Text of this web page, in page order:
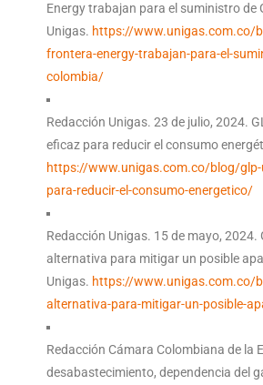
Energy trabajan para el suministro de
Unigas. https://www.unigas.com.co/
frontera-energy-trabajan-para-el-
colombia/
Redacción Unigas. 23 de julio, 2024.
eficaz para reducir el consumo
https://www.unigas.com.co/blog/glp-
para-reducir-el-consumo-energetico/
Redacción Unigas. 15 de mayo, 2024.
alternativa para mitigar un posible
Unigas. https://www.unigas.com.co/
alternativa-para-mitigar-un-posible-
Redacción Cámara Colombiana de la
desabastecimiento, dependencia del